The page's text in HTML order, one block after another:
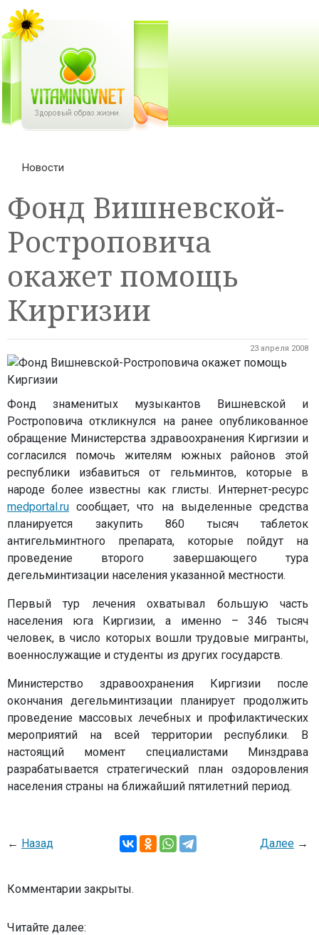
Новости
Фонд Вишневской-
Ростроповича
окажет помощь
Киргизии
23 апреля 2008
Фонд знаменитых музыкантов Вишневской и
Ростроповича откликнулся на ранее опубликованное
обращение Министерства здравоохранения Киргизии и
согласился помочь жителям южных районов этой
республики избавиться от гельминтов, которые в
народе более известны как глисты. Интернет-ресурс
medportal.ru сообщает, что на выделенные средства
планируется закупить 860 тысяч таблеток
антигельминтного препарата, которые пойдут на
проведение второго завершающего тура
дегельминтизации населения указанной местности.
Первый тур лечения охватывал большую часть
населения юга Киргизии, а именно – 346 тысяч
человек, в число которых вошли трудовые мигранты,
военнослужащие и студенты из других государств.
Министерство здравоохранения Киргизии после
окончания дегельминтизации планирует продолжить
проведение массовых лечебных и профилактических
мероприятий на всей территории республики. В
настоящий момент специалистами Минздрава
разрабатывается стратегический план оздоровления
населения страны на ближайший пятилетний период.
← Назад Далее →
Комментарии закрыты.
Читайте далее: